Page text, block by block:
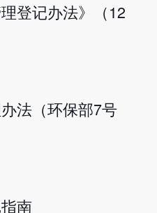
登记办法》（12
法（环保部7号
南